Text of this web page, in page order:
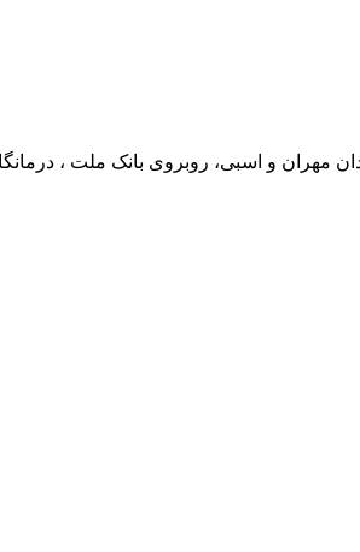
مهران و اسبی، روبروی بانک ملت ،